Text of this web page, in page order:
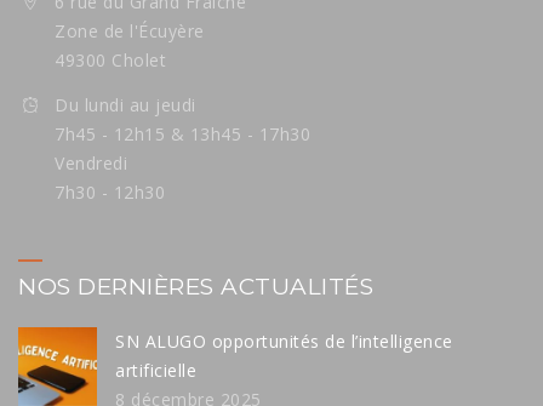
Zone de l'Écuyère
49300 Cholet
Du lundi au jeudi
7h45 - 12h15 & 13h45 - 17h30
Vendredi
7h30 - 12h30
NOS DERNIÈRES ACTUALITÉS
SN ALUGO opportunités de l’intelligence
artificielle
8 décembre 2025